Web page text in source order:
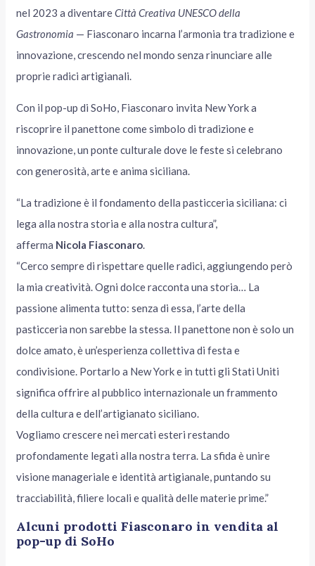
nel 2023 a diventareCittà Creativa UNESCO della
Gastronomia — Fiasconaro incarna l’armonia tra tradizione e
innovazione, crescendo nel mondo senza rinunciare alle
proprie radici artigianali.
Con il pop-up di SoHo, Fiasconaro invita New York a
riscoprire il panettone come simbolo di tradizione e
innovazione, un ponte culturale dove le feste si celebrano
con generosità, arte e anima siciliana.
“La tradizione è il fondamento della pasticceria siciliana: ci
lega alla nostra storia e alla nostra cultura”,
afferma Nicola Fiasconaro.
“Cerco sempre di rispettare quelle radici, aggiungendo però
la mia creatività. Ogni dolce racconta una storia… La
passione alimenta tutto: senza di essa, l’arte della
pasticceria non sarebbe la stessa. Il panettone non è solo un
dolce amato, è un’esperienza collettiva di festa e
condivisione. Portarlo a New York e in tutti gli Stati Uniti
significa offrire al pubblico internazionale un frammento
della cultura e dell’artigianato siciliano.
Vogliamo crescere nei mercati esteri restando
profondamente legati alla nostra terra. La sfida è unire
visione manageriale e identità artigianale, puntando su
tracciabilità, filiere locali e qualità delle materie prime.”
Alcuni prodotti Fiasconaro in vendita al
pop-up di SoHo